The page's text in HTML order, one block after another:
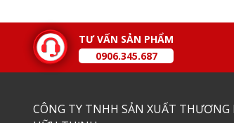
TƯ VẤN SẢN PHẨM
0906.345.687
CÔNG TY TNHH SẢN XUẤT